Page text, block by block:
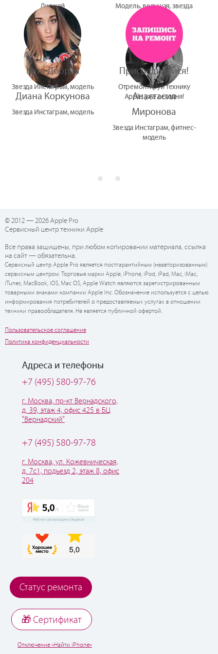
Диджей
Модель, ведущая, звезда
Диана Коркунова
Звезда Инстаграм, модель
Анастасия
Миронова
Звезда Инстаграм, фитнес-
модель
Катя Добрая
Звезда Инстаграм, модель
Присоединяйся!
Отремонтируй технику
Apple уже сегодня!
© 2012 — 2026 Apple Pro
Сервисный центр техники Apple
Все права защищены, при любом копировании материала, ссылка
на сайт — обязательна.
Сервисный центр Apple Pro является постгарантийным (неавторизованным)
сервисным центром. Торговые марки Apple, iPhone, iPod, iPad, Mac, iMac,
iTunes, MacBook, iOS, Mac OS, Apple Watch являются зарегистрированным
товарными знаками компании Apple Inc. Обозначение используется с целью
информирования потребителей о предоставляемых услугах в отношении
техники правообладателя. Не является публичной офертой.
Пользовательское соглашение
Политика конфиденциальности
Адреса и телефоны
+7 (495) 580-97-76
г. Москва, пр-кт Вернадского,
д. 39, этаж 4, офис 425 в БЦ
"Вернадский"
+7 (495) 580-97-78
г. Москва, ул. Кожевническая,
д. 7с1, подьезд 2, этаж 8, офис
204
Статус ремонта
🎁 Cертификат
Отключение «Найти iPhone»